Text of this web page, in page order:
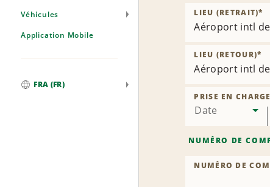
Véhicules
Application Mobile
FRA (FR)
Aéroport intl de
LIEU (RETRAIT)*
Aéroport intl de
LIEU (RETOUR)*
Date
PRISE EN CHARGE
NUMÉRO DE
NUMÉRO DE